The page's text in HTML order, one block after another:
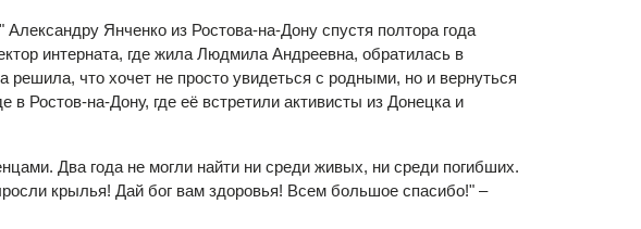
Янченко из Ростова-на-Дону спустя полтора года
интерната, где жила Людмила Андреевна, обратилась в
что хочет не просто увидеться с родными, но и вернуться
Ростов-на-Дону, где её встретили активисты из Донецка и
Два года не могли найти ни среди живых, ни среди погибших.
крылья! Дай бог вам здоровья! Всем большое спасибо!" –